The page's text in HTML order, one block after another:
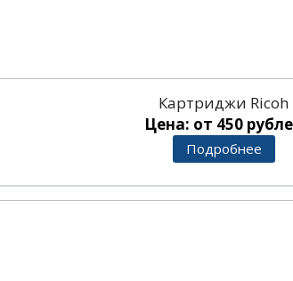
Картриджи Ricoh
Цена: от 450
Подробнее